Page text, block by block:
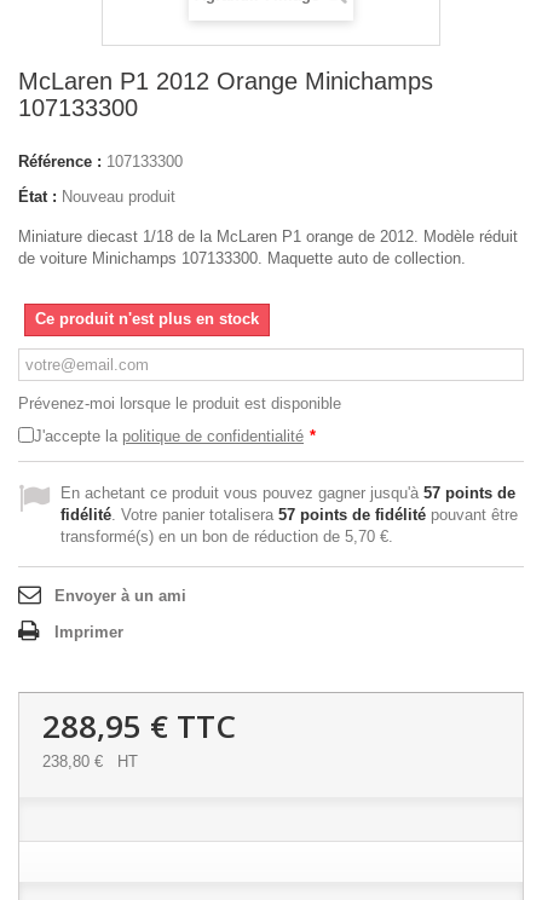
McLaren P1 2012 Orange Minichamps
107133300
Référence : 107133300
État : Nouveau produit
Miniature diecast 1/18 de la McLaren P1 orange de 2012. Modèle réduit
de voiture Minichamps 107133300. Maquette auto de collection.
Ce produit n'est plus en stock
Prévenez-moi lorsque le produit est disponible
J'accepte la politique de confidentialité *
En achetant ce produit vous pouvez gagner jusqu'à 57 points de
fidélité. Votre panier totalisera 57 points de fidélité pouvant être
transformé(s) en un bon de réduction de 5,70 €.
Envoyer à un ami
Imprimer
288,95 € TTC
238,80 € HT